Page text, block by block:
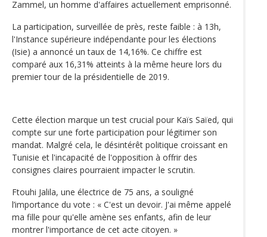
Zammel, un homme d'affaires actuellement emprisonné.
La participation, surveillée de près, reste faible : à 13h,
l'Instance supérieure indépendante pour les élections
(Isie) a annoncé un taux de 14,16%. Ce chiffre est
comparé aux 16,31% atteints à la même heure lors du
premier tour de la présidentielle de 2019.
Cette élection marque un test crucial pour Kaïs Saïed, qui
compte sur une forte participation pour légitimer son
mandat. Malgré cela, le désintérêt politique croissant en
Tunisie et l'incapacité de l'opposition à offrir des
consignes claires pourraient impacter le scrutin.
Ftouhi Jalila, une électrice de 75 ans, a souligné
l’importance du vote : « C'est un devoir. J'ai même appelé
ma fille pour qu'elle amène ses enfants, afin de leur
montrer l'importance de cet acte citoyen. »